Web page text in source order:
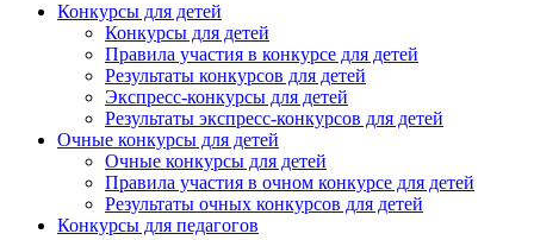
Конкурсы для детей
Конкурсы для детей
Правила участия в конкурсе для детей
Результаты конкурсов для детей
Экспресс-конкурсы для детей
Результаты экспресс-конкурсов для детей
Очные конкурсы для детей
Очные конкурсы для детей
Правила участия в очном конкурсе для детей
Результаты очных конкурсов для детей
Конкурсы для педагогов